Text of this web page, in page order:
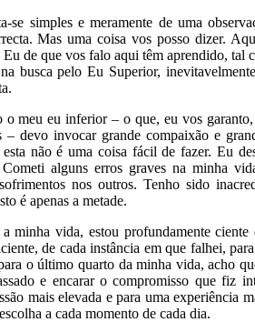
se simples e meramente de uma
Mas uma coisa vos posso dizer.
de que vos falo aqui têm aprendido, tal
busca pelo Eu Superior,
meu eu inferior – o que, eu vos
– devo invocar grande compaixão e
não é uma coisa fácil de fazer. Eu
alguns erros graves na minha
nos outros. Tenho sido
é apenas a metade.
minha vida, estou profundamente
de cada instância em que falhei,
o último quarto da minha vida, acho
e encarar o compromisso que fiz
mais elevada e para uma experiência
a cada momento de cada dia.